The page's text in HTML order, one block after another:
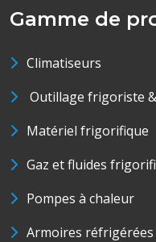
Gamme de
Climatiseurs
Outillage frigoriste
Matériel frigorifique
Gaz et fluides
Pompes à chaleur
Armoires réfrigérées